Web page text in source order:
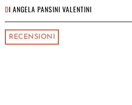
DI ANGELA PANSINI VALENTINI
RECENSIONI